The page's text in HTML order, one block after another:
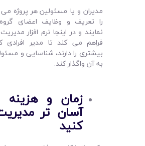
مدیران و یا مسئولین هر پروژه می
را تعریف و وظایف اعضای
نمایند و در اینجا نرم افزار
فراهم می کند تا مدیر افرادی
بیشتری را دارند، شناسایی و
به آن واگذار کند.
زمان و هزینه
آسان‌ تر
‌کنید